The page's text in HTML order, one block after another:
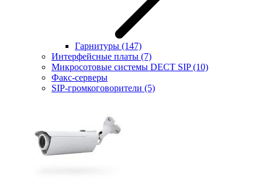
Гарнитуры (147)
Интерфейсные платы (7)
Микросотовые системы DECT SIP(10)
Факс-серверы
SIP-громкоговорители (5)